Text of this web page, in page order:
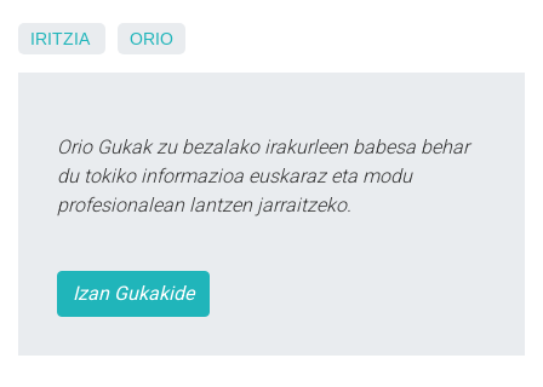
IRITZIA ORIO
Orio Gukak zu bezalako irakurleen babesa behar
du tokiko informazioa euskaraz eta modu
profesionalean lantzen jarraitzeko.
Izan Gukakide